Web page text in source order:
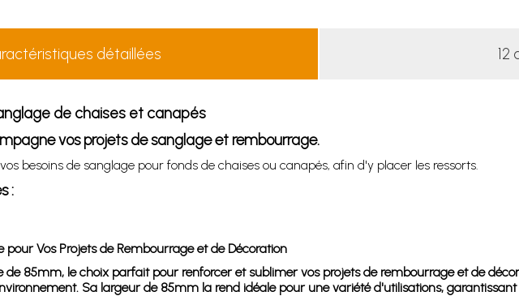
détaillées 12
de chaises et canapés
vos projets de sanglage et rembourrage.
besoins de sanglage pour fonds de chaises ou canapés, afin d'y placer les ressorts.
:
Vos Projets de Rembourrage et de Décoration
85mm, le choix parfait pour renforcer et sublimer vos projets de rembourrage et de
Sa largeur de 85mm la rend idéale pour une variété d'utilisations,